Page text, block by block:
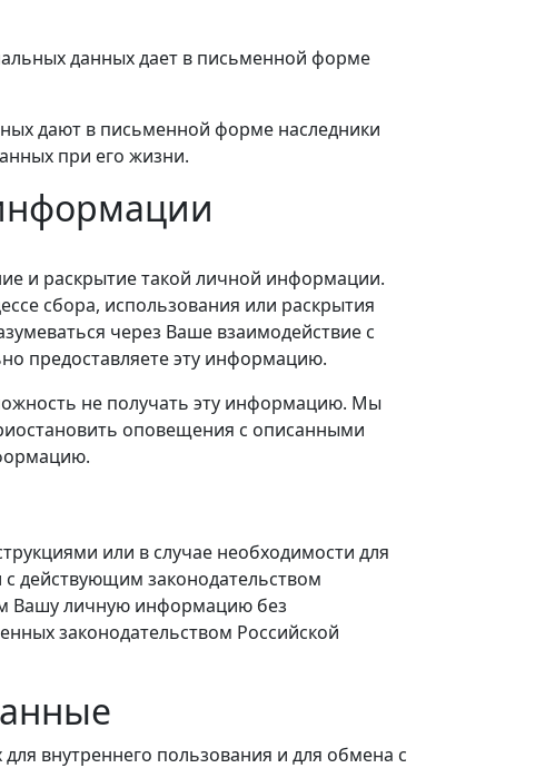
данных дает в письменной форме
дают в письменной форме наследники
при его жизни.
и раскрытие такой личной информации.
сбора, использования или раскрытия
через Ваше взаимодействие с
предоставляете эту информацию.
не получать эту информацию. Мы
оповещения с описанными
или в случае необходимости для
действующим законодательством
Вашу личную информацию без
законодательством Российской
внутреннего пользования и для обмена с